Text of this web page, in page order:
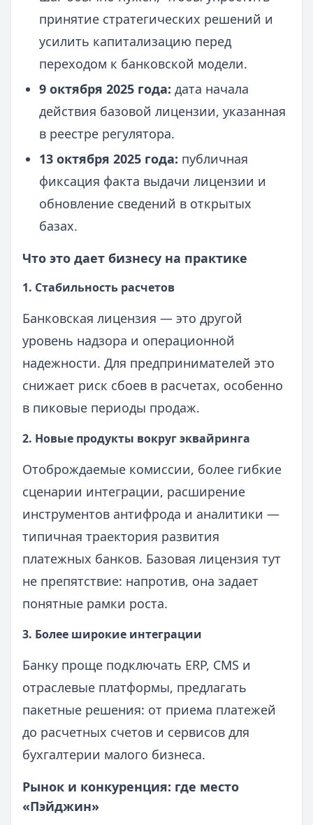
принятие стратегических решений и
усилить капитализацию перед
переходом к банковской модели.
9 октября 2025 года: дата начала
действия базовой лицензии, указанная
в реестре регулятора.
13 октября 2025 года: публичная
фиксация факта выдачи лицензии и
обновление сведений в открытых
базах.
Что это дает бизнесу на практике
1. Стабильность расчетов
Банковская лицензия — это другой
уровень надзора и операционной
надежности. Для предпринимателей это
снижает риск сбоев в расчетах, особенно
в пиковые периоды продаж.
2. Новые продукты вокруг эквайринга
Отоброждаемые комиссии, более гибкие
сценарии интеграции, расширение
инструментов антифрода и аналитики —
типичная траектория развития
платежных банков. Базовая лицензия тут
не препятствие: напротив, она задает
понятные рамки роста.
3. Более широкие интеграции
Банку проще подключать ERP, CMS и
отраслевые платформы, предлагать
пакетные решения: от приема платежей
до расчетных счетов и сервисов для
бухгалтерии малого бизнеса.
Рынок и конкуренция: где место
«Пэйджин»